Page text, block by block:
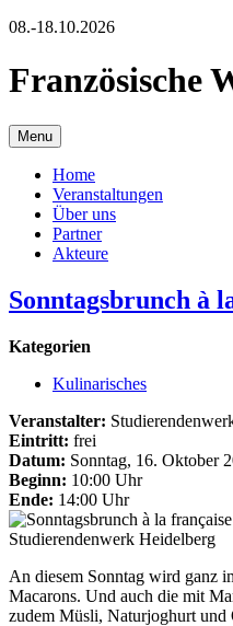
08.-18.10.2026
Französische
Menu
Home
Veranstaltungen
Über uns
Partner
Akteure
Sonntagsbrunch à
Kategorien
Kulinarisches
Veranstalter:
Eintritt: frei
Datum: Sonntag, 16. Oktober
Beginn: 10:00 Uhr
Ende: 14:00 Uhr
Studierendenwerk Heidelberg
An diesem Sonntag wird ganz
Macarons. Und auch die mit
zudem Müsli, Naturjoghurt und